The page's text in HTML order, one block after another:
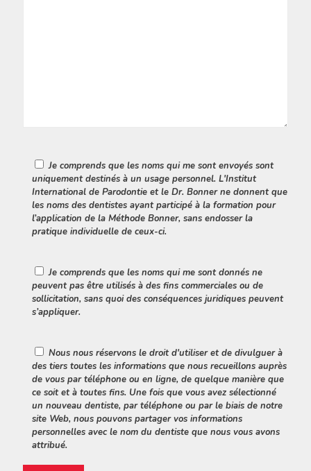
Je comprends que les noms qui me sont envoyés sont
uniquement destinés à un usage personnel. L'Institut
International de Parodontie et le Dr. Bonner ne donnent que
les noms des dentistes ayant participé à la formation pour
l’application de la Méthode Bonner, sans endosser la
pratique individuelle de ceux-ci.
Je comprends que les noms qui me sont donnés ne
peuvent pas être utilisés à des fins commerciales ou de
sollicitation, sans quoi des conséquences juridiques peuvent
s’appliquer.
Nous nous réservons le droit d'utiliser et de divulguer à
des tiers toutes les informations que nous recueillons auprès
de vous par téléphone ou en ligne, de quelque manière que
ce soit et à toutes fins. Une fois que vous avez sélectionné
un nouveau dentiste, par téléphone ou par le biais de notre
site Web, nous pouvons partager vos informations
personnelles avec le nom du dentiste que nous vous avons
attribué.